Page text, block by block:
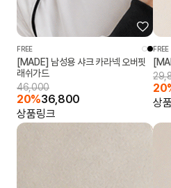
FREE
[MADE] 남성용 샤크 카라넥 오버핏
래쉬가드
46,000
20%36,800
상품링크
FREE
상